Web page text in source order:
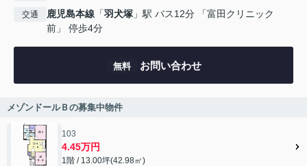
交通 鹿児島本線 「羽犬塚 」駅 バス12分 「富田クリニック
前」 停歩4分
無料 お問い合わせ
メゾンドールＢの募集中物件
103
4.45万円
1階 / 13.00坪(42.98㎡)